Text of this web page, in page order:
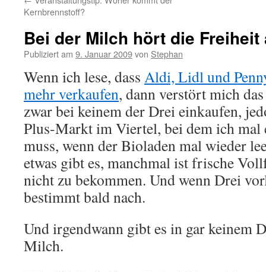
Kernbrennstoff?
Bei der Milch hört die Freiheit
Publiziert am 9. Januar 2009von Stephan
Wenn ich lese, dass Aldi, Lidl und
mehr verkaufen, dann verstört mich
zwar bei keinem der Drei einkaufen,
Plus-Markt im Viertel, bei dem ich
muss, wenn der Bioladen mal wieder
etwas gibt es, manchmal ist frische
nicht zu bekommen. Und wenn Drei
bestimmt bald nach.
Und irgendwann gibt es in gar keinem
Milch.